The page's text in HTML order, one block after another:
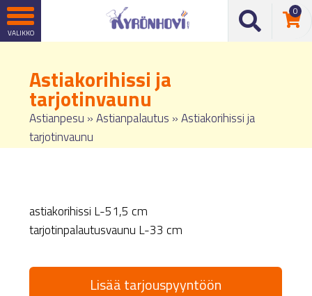
0
Astiakorihissi ja
tarjotinvaunu
Astianpesu »Astianpalautus »Astiakorihissi ja
tarjotinvaunu
astiakorihissi L-51,5 cm
tarjotinpalautusvaunu L-33 cm
Lisää tarjouspyyntöön